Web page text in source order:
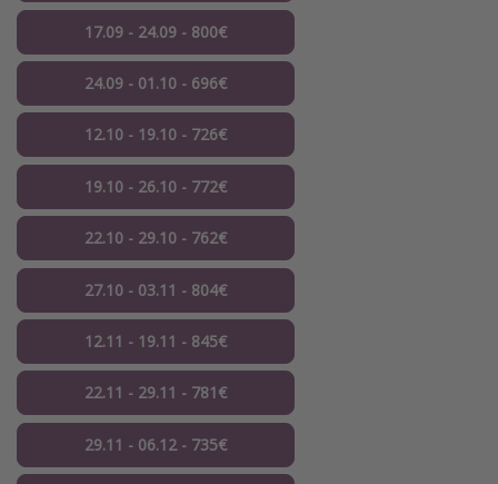
17.09 - 24.09 - 800€
24.09 - 01.10 - 696€
12.10 - 19.10 - 726€
19.10 - 26.10 - 772€
22.10 - 29.10 - 762€
27.10 - 03.11 - 804€
12.11 - 19.11 - 845€
22.11 - 29.11 - 781€
29.11 - 06.12 - 735€